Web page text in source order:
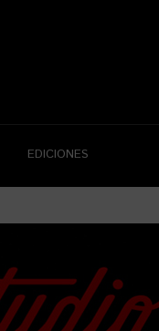
EDICIONES